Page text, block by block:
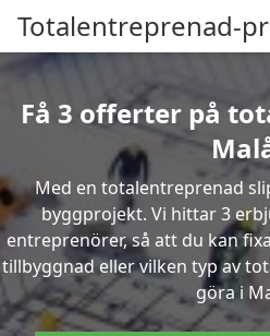
Totalentreprenad-
Få 3 offerter på
Med en totalentreprenad
byggprojekt. Vi hittar 3
entreprenörer, så att du kan
tillbyggnad eller vilken typ av
göra i